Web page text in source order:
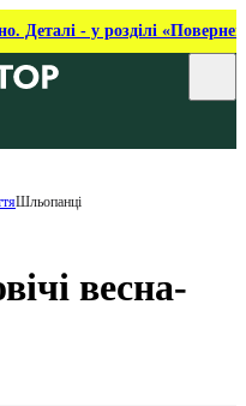
Деталі - у розділі
Шльопанці
весна-